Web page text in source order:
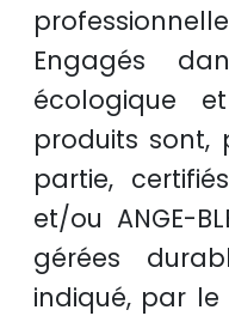
professionnelle
Engagés
écologique
produits
partie, certifiés
et/ouANGE-
gérées
indiqué, par